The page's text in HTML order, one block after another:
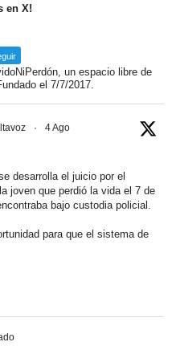
en X!
un espacio libre de
el 7/7/2017.
· 4 Ago
desarrolla el juicio por el
joven que perdió la vida el 7 de
bajo custodia policial.
para que el sistema de